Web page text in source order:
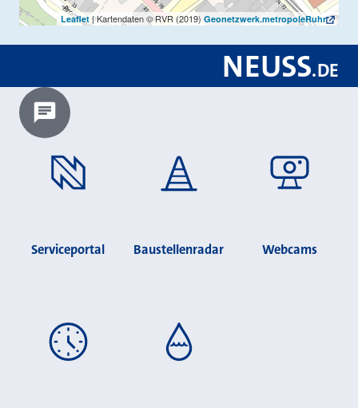
Leaflet| Kartendaten © RVR (2019) Geonetzwerk.metropoleRuhr
NEUSS.DE
Chatbot laden?
Serviceportal Baustellenradar Webcams